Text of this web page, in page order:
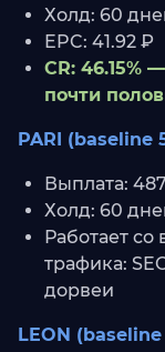
Холд: 60
EPC: 41.92 ₽
CR: 46.15%
почти
PARI (baseline
Выплата:
Холд: 60
Работает
трафика:
дорвеи
LEON